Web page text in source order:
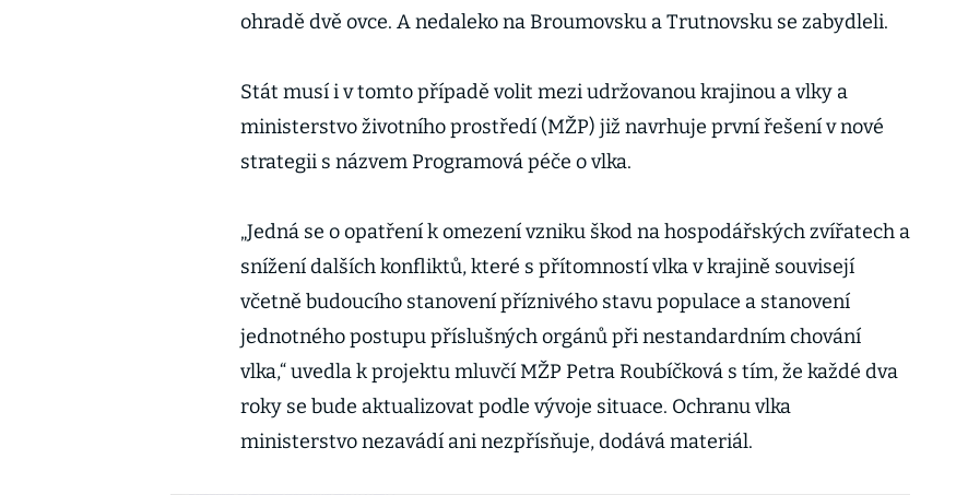
ohradě dvě ovce. A nedaleko na Broumovsku a Trutnovsku se zabydleli.
Stát musí i v tomto případě volit mezi udržovanou krajinou a vlky a
ministerstvo životního prostředí (MŽP) již navrhuje první řešení v nové
strategii s názvem Programová péče o vlka.
„Jedná se o opatření k omezení vzniku škod na hospodářských zvířatech a
snížení dalších konfliktů, které s přítomností vlka v krajině souvisejí
včetně budoucího stanovení příznivého stavu populace a stanovení
jednotného postupu příslušných orgánů při nestandardním chování
vlka,“ uvedla k projektu mluvčí MŽP Petra Roubíčková s tím, že každé dva
roky se bude aktualizovat podle vývoje situace. Ochranu vlka
ministerstvo nezavádí ani nezpřísňuje, dodává materiál.